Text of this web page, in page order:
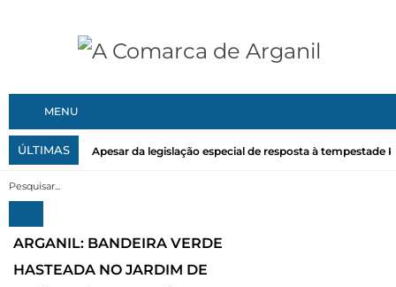
MENU
ÚLTIMAS Apesar da legislação especial de resposta à tempestade
ARGANIL: BANDEIRA VERDE
HASTEADA NO JARDIM DE